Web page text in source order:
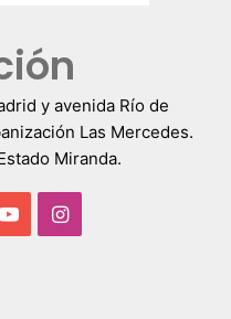
y avenida Río de
Las Mercedes.
Miranda.
YouTubeInstagram